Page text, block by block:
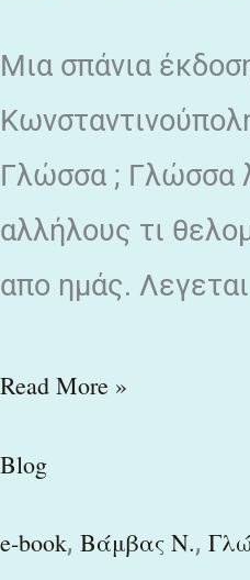
Μια σπάνια
Γλώσσα ; Γλώσσα
αλλήλους τι
απο ημάς.
Ελληνικής
γλώσσης
Βάμβα
Read More »
Blog
e-book, Βάμβας Ν.,